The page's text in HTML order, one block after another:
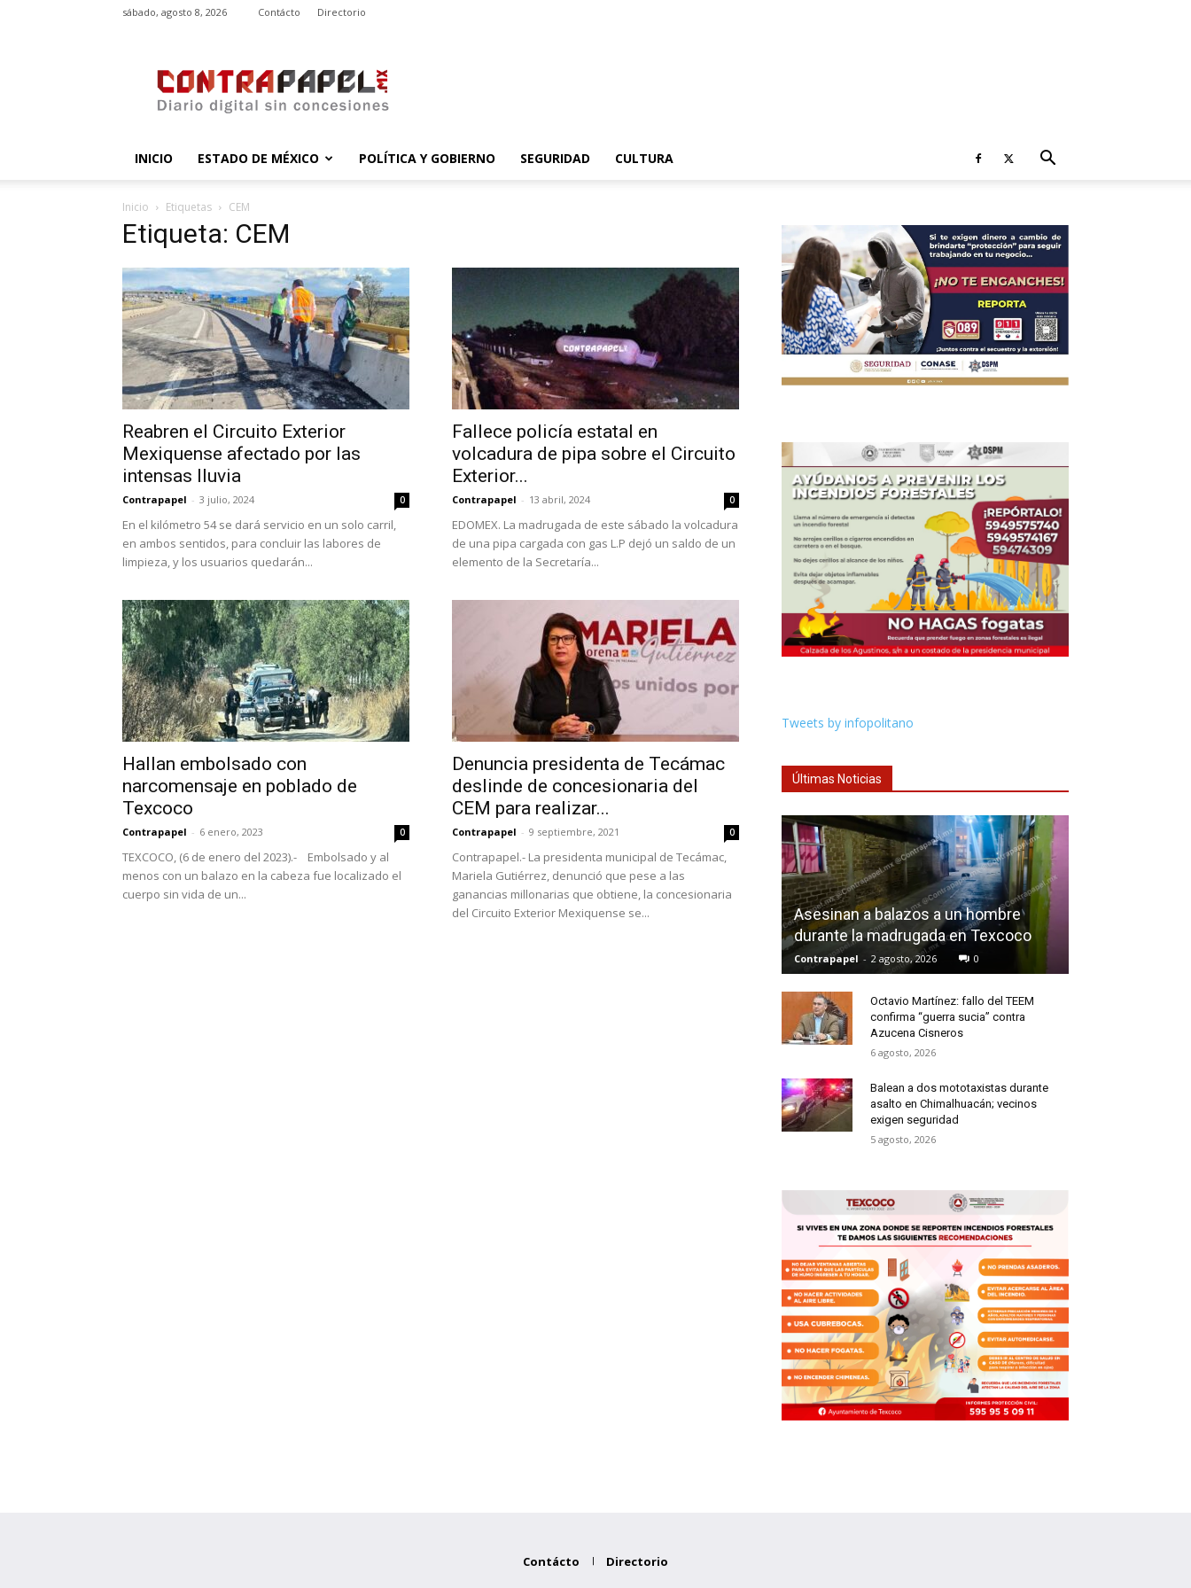
sábado, agosto 8, 2026 Contácto Directorio
INICIO ESTADO DE MÉXICO POLÍTICA Y GOBIERNO SEGURIDAD CULTURA
Inicio Etiquetas CEM
Etiqueta: CEM
Reabren el Circuito Exterior
Mexiquense afectado por las
intensas lluvia
Contrapapel - 3 julio, 2024 0
En el kilómetro 54 se dará servicio en un solo carril,
en ambos sentidos, para concluir las labores de
limpieza, y los usuarios quedarán...
Fallece policía estatal en
volcadura de pipa sobre el Circuito
Exterior...
Contrapapel - 13 abril, 2024 0
EDOMEX. La madrugada de este sábado la volcadura
de una pipa cargada con gas L.P dejó un saldo de un
elemento de la Secretaría...
Hallan embolsado con
narcomensaje en poblado de
Texcoco
Contrapapel - 6 enero, 2023 0
TEXCOCO, (6 de enero del 2023).- Embolsado y al
menos con un balazo en la cabeza fue localizado el
cuerpo sin vida de un...
Denuncia presidenta de Tecámac
deslinde de concesionaria del
CEM para realizar...
Contrapapel - 9 septiembre, 2021 0
Contrapapel.- La presidenta municipal de Tecámac,
Mariela Gutiérrez, denunció que pese a las
ganancias millonarias que obtiene, la concesionaria
del Circuito Exterior Mexiquense se...
Tweets by infopolitano
Últimas Noticias
Asesinan a balazos a un hombre
durante la madrugada en Texcoco
Contrapapel - 2 agosto, 2026 0
Octavio Martínez: fallo del TEEM
confirma “guerra sucia” contra
Azucena Cisneros
6 agosto, 2026
Balean a dos mototaxistas durante
asalto en Chimalhuacán; vecinos
exigen seguridad
5 agosto, 2026
Contácto Directorio